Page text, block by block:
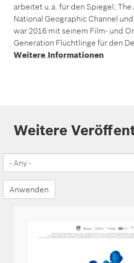
arbeitet u.a. für den Spiegel, The
National Geographic Channel
war 2016 mit seinem Film- und
Generation Flüchtlinge für den
Weitere Informationen
Weitere
Anwenden